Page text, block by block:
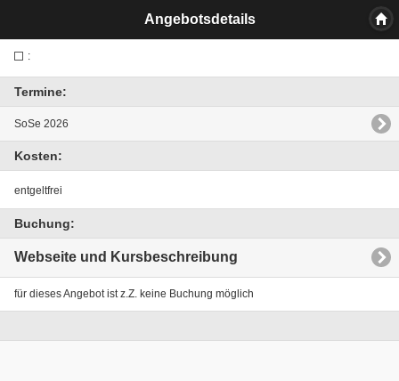
Angebotsdetails
:
Termine:
SoSe 2026
Kosten:
entgeltfrei
Buchung:
Webseite und Kursbeschreibung
für dieses Angebot ist z.Z. keine Buchung möglich